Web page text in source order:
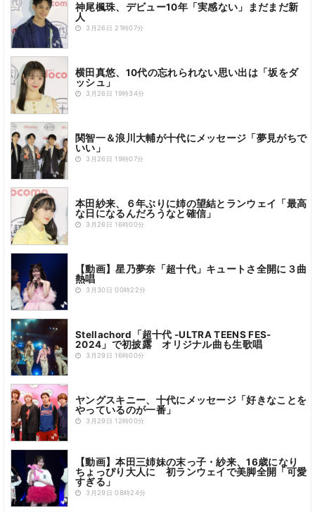
神尾楓珠、デビュー10年「実感ない」まだまだ新
人
3月26日 21時07分
横田真悠、10代の忘れられない思い出は「坂をダ
ッシュ」
3月26日 19時34分
関智一＆浪川大輔が十代にメッセージ「夢見がちで
いい」
3月26日 19時07分
本田紗来、６年ぶりに姉の望結とランウェイ「最高
な日になるんだろうなと確信」
3月26日 16時00分
【動画】星乃夢奈「超十代」キュートさ全開に３曲
熱唱
3月30日 00時22分
Stellachord「超十代 -ULTRA TEENS FES-
2024」で初披露 オリジナル曲も生歌唱
3月29日 16時00分
ヤングスキニー、十代にメッセージ「好きなことを
やっているのが一番」
3月29日 12時00分
【動画】本田三姉妹の末っ子・紗来、16歳になり
ちょっぴり大人に 初ランウェイで美脚全開「可愛
すぎる」
3月29日 08時24分